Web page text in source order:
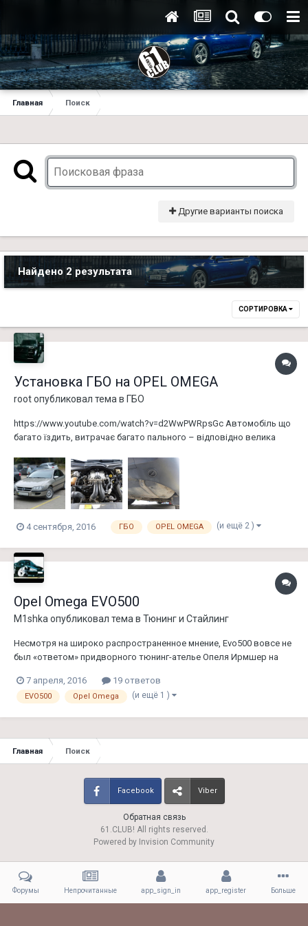
Главная Поиск
Другие варианты поиска
Найдено 2 результата
СОРТИРОВКА
Установка ГБО на OPEL OMEGA
rootопубликовал тема в ГБО
https://www.youtube.com/watch?v=d2WwPWRpsGc Автомобіль що
багато їздить, витрачає багато пального – відповідно велика
люди масово стали переобладнувати свої автомобілі на газ. Цей
вид палива значно дешевший за бензин, тому для людей які д...
4 сентября, 2016 ГБО OPEL OMEGA (и ещё 2 )
Opel Omega EVO500
M1shka опубликовал тема в Тюнинг и Стайлинг
Несмотря на широко распространенное мнение, Evo500 вовсе не
был «ответом» придворного тюнинг-ателье Опеля Ирмшер на
действительности, своим существованием Evo500 был обязан
участию Опеля в гоночной серии DTM в девяностые годы, вернее
7 апреля, 2016 19 ответов
EVO500 Opel Omega (и ещё 1 )
Главная Поиск
Обратная связь
Facebook Viber
61.CLUB! All rights reserved.
Powered by Invision Community
Форумы Непрочитанные app_sign_in app_register Больше